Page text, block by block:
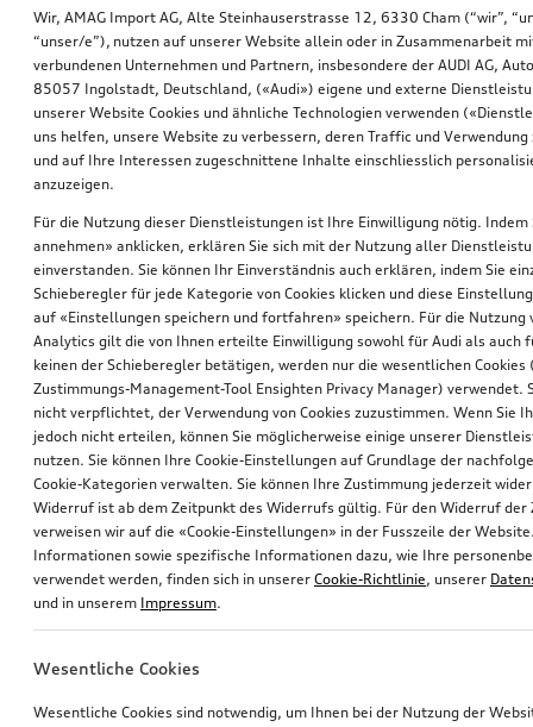
Wir, AMAG Import AG, Alte Steinhauserstrasse 12, 6330 Cham (“wir”,
“unser/e”), nutzen auf unserer Website allein oder in Zusammenarbeit
verbundenen Unternehmen und Partnern, insbesondere der AUDI AG,
85057 Ingolstadt, Deutschland, («Audi») eigene und externe
unserer Website Cookies und ähnliche Technologien verwenden
uns helfen, unsere Website zu verbessern, deren Traffic und Verwendung
und auf Ihre Interessen zugeschnittene Inhalte einschliesslich
anzuzeigen.
Für die Nutzung dieser Dienstleistungen ist Ihre Einwilligung nötig. Indem
annehmen» anklicken, erklären Sie sich mit der Nutzung aller
einverstanden. Sie können Ihr Einverständnis auch erklären, indem Sie
Schieberegler für jede Kategorie von Cookies klicken und diese
auf «Einstellungen speichern und fortfahren» speichern. Für die Nutzung
Analytics gilt die von Ihnen erteilte Einwilligung sowohl für Audi als auch
keinen der Schieberegler betätigen, werden nur die wesentlichen Cookies
Zustimmungs-Management-Tool Ensighten Privacy Manager) verwendet.
nicht verpflichtet, der Verwendung von Cookies zuzustimmen. Wenn Sie
jedoch nicht erteilen, können Sie möglicherweise einige unserer
nutzen. Sie können Ihre Cookie-Einstellungen auf Grundlage der
Cookie-Kategorien verwalten. Sie können Ihre Zustimmung jederzeit
Widerruf ist ab dem Zeitpunkt des Widerrufs gültig. Für den Widerruf der
verweisen wir auf die «Cookie-Einstellungen» in der Fusszeile der
Informationen sowie spezifische Informationen dazu, wie Ihre
verwendet werden, finden sich in unserer Cookie-Richtlinie, unserer
und in unserem Impressum.
Wesentliche Cookies
Wesentliche Cookies sind notwendig, um Ihnen bei der Nutzung der